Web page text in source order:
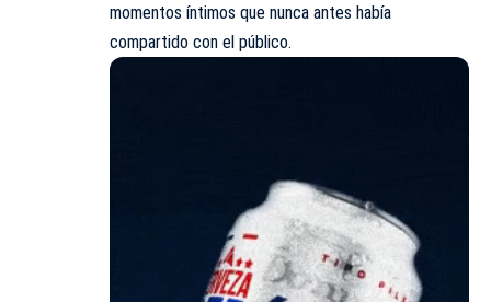
momentos íntimos que nunca antes había
compartido con el público.